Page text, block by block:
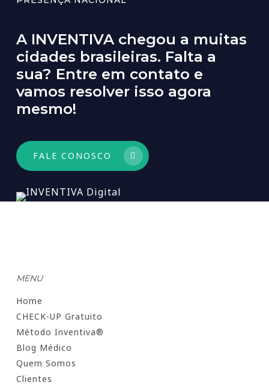
A INVENTIVA chegou a muitas
cidades brasileiras. Falta a
sua? Entre em contato e
vamos resolver isso agora
mesmo!
FALE CONOSCO
MENU
Home
CHECK-UP Gratuito
Método Inventiva®
Blog Médico
Quem Somos
Clientes